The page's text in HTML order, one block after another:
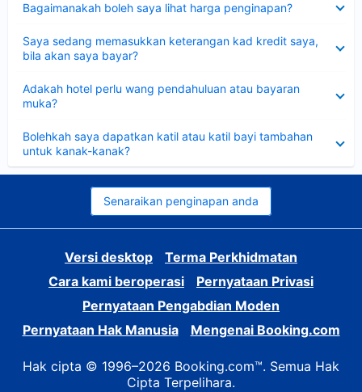
Bagaimanakah boleh saya lihat harga penginapan?
Saya sedang memasukkan keterangan kad kredit saya,
bila akan saya bayar?
Adakah hotel perlu wang pendahuluan atau bayaran
muka?
Bolehkah saya dapatkan katil atau katil bayi tambahan
untuk kanak-kanak?
Senaraikan penginapan anda
Versi desktop
Terma Perkhidmatan
Cara kami beroperasi
Pernyataan Privasi
Pernyataan Pengabdian Moden
Pernyataan Hak Manusia
Mengenai Booking.com
Hak cipta © 1996–2026 Booking.com™. Semua Hak
Cipta Terpelihara.